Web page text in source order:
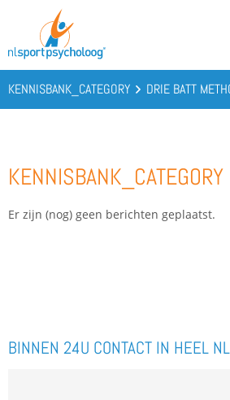
OVER ONS
KENNIS
CONTACT
KENNISBANK_CATEGORY DRIE BATT
KENNISBANK_CATEGORY
Er zijn (nog) geen berichten geplaatst.
BINNEN 24U CONTACT IN HEEL